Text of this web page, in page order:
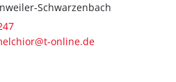
Schwarzenbach
online.de